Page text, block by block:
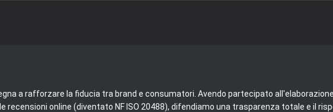
a rafforzare la fiducia tra brand e consumatori. Avendo partecipato
online (diventato NF ISO 20488), difendiamo una trasparenza totale e il